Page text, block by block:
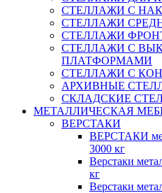
СТЕЛЛАЖИ С
СТЕЛЛАЖИ
СТЕЛЛАЖИ
СТЕЛЛАЖИ С
ПЛАТФОРМАМИ
СТЕЛЛАЖИ С
АРХИВНЫЕ
СКЛАДСКИЕ
МЕТАЛЛИЧЕСКАЯ
ВЕРСТАКИ
ВЕРСТАКИ
3000 кг
Верстаки
кг
Верстаки